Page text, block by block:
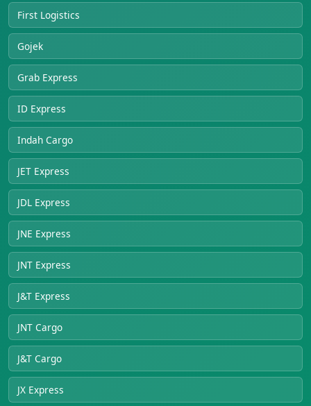
First Logistics
Gojek
Grab Express
ID Express
Indah Cargo
JET Express
JDL Express
JNE Express
JNT Express
J&T Express
JNT Cargo
J&T Cargo
JX Express